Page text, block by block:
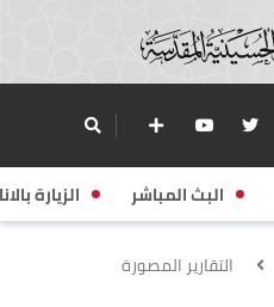
البث المباشر الزيارة
التقارير المصورة